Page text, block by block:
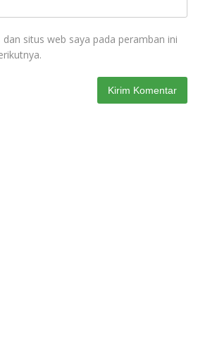
situs web saya pada peramban ini